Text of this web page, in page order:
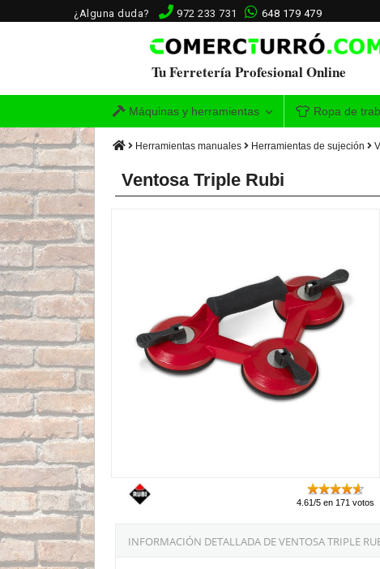
¿Alguna duda? 972 233 731 648 179 479
Tu Ferretería Profesional Online
Máquinas y herramientas Ropa de
Herramientas manuales Herramientas de sujeción
Ventosa Triple Rubi
4.61/5 en 171 votos
INFORMACIÓN DETALLADA DE VENTOSA TRIPLE